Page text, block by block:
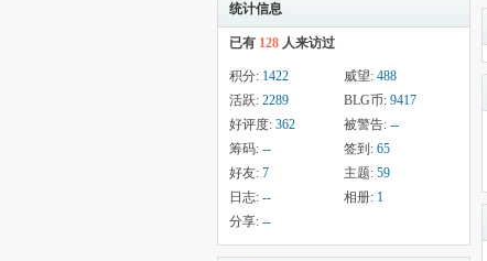
统计信息
已有 128 人来访过
积分: 1422 威望: 488
活跃: 2289 BLG币: 9417
好评度: 362 被警告: --
筹码: -- 签到: 65
好友: 7 主题: 59
日志: -- 相册: 1
分享: --